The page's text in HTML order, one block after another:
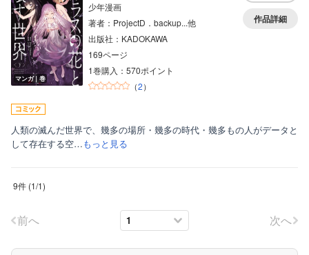
マンガ｜巻
少年漫画
著者：ProjectD．backup...他
出版社：KADOKAWA
169ページ
1巻購入：570ポイント
（2）
作品詳細
人類の滅んだ世界で、幾多の場所・幾多の時代・幾多もの人がデータと
して存在する空…もっと見る
9件 (1/1)
前へ 次へ